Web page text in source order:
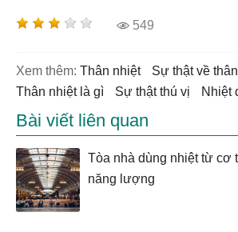
549
Xem thêm: thân nhiệt
sự thật về
thân nhiệt là gì
sự thật thú vị
Bài viết liên quan
Tòa nhà dùng nhiệt từ cơ
năng lượng